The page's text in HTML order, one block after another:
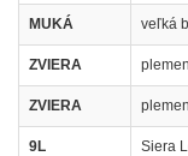
MUKÁ veľká
ZVIERA
ZVIERA
9L Siera